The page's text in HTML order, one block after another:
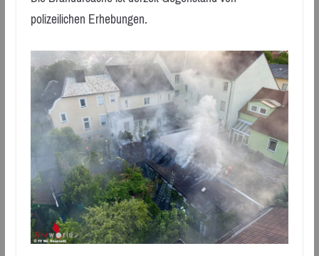
polizeilichen Erhebungen.